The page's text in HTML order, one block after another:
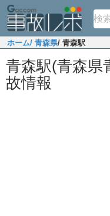
ホーム/ 青森県/ 青森駅
青森駅(青森県
故情報